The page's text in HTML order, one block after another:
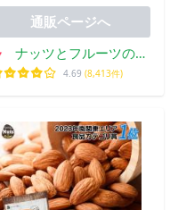
通販ページへ
ナッツとフルーツのツ
リーマーク
4.69 (8,413件)